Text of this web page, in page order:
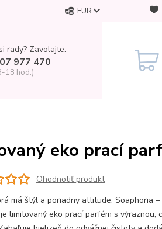
EUR
rady? Zavolajte.
977 470
18 hod.)
eko prací
Ohodnotiť produkt
má štýl a poriadny attitude. Soaphoria
limitovaný eko prací parfém s výraznou,